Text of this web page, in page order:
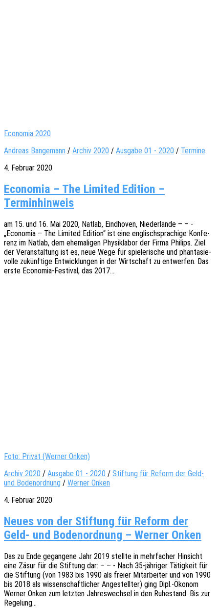
Economia 2020
Andreas Bangemann / Archiv 2020 / Ausgabe 01 - 2020 / Termine
4. Februar 2020
Economia – The Limited Edition –
Terminhinweis
am 15. und 16. Mai 2020, Natlab, Eind­ho­ven, Nieder­lan­de – – -
„Econo­mia – The Limi­t­ed Editi­on“ ist eine englisch­spra­chi­ge Konfe­
renz im Natlab, dem ehema­li­gen Physik­la­bor der Firma Phil­ips. Ziel
der Veran­stal­tung ist es, neue Wege für spie­le­ri­sche und phan­ta­sie­
vol­le zukünf­ti­ge Entwick­lun­gen in der Wirt­schaft zu entwer­fen. Das
erste Econo­­­mia-Festi­­val, das 2017…
Foto: Privat (Werner Onken)
Archiv 2020 / Ausgabe 01 - 2020 / Stiftung für Reform der Geld-
und Bodenordnung / Werner Onken
4. Februar 2020
Neues von der Stiftung für Reform der
Geld- und Bodenordnung – Werner Onken
Das zu Ende gegan­ge­ne Jahr 2019 stell­te in mehr­fa­cher Hinsicht
eine Zäsur für die Stif­tung dar: – – - Nach 35-jähri­­ger Tätig­keit für
die Stif­tung (von 1983 bis 1990 als freier Mitar­bei­ter und von 1990
bis 2018 als wissen­schaft­li­cher Ange­stell­ter) ging Dipl.-Ökonom
Werner Onken zum letz­ten Jahres­wech­sel in den Ruhe­stand. Bis zur
Regelung…